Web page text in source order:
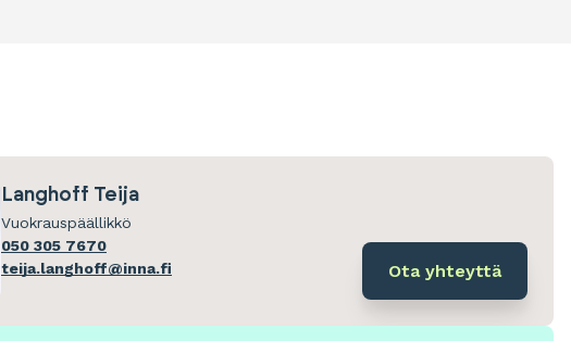
Langhoff Teija
Vuokrauspäällikkö
050 305 7670
teija.langhoff@inna.fi
Ota yhteyttä